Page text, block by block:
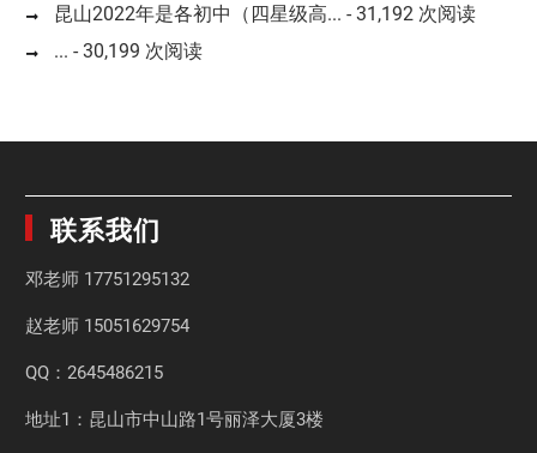
昆山2022年是各初中（四星级高... - 31,192 次阅读
... - 30,199 次阅读
联系我们
邓老师 17751295132
赵老师 15051629754
QQ：2645486215
地址1：昆山市中山路1号丽泽大厦3楼